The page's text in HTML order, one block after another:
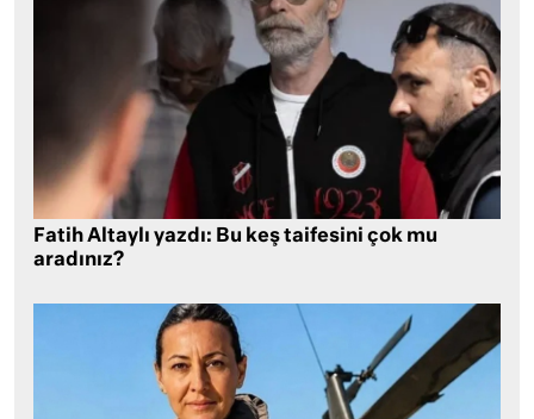
Fatih Altaylı yazdı: Bu keş taifesini çok mu
aradınız?